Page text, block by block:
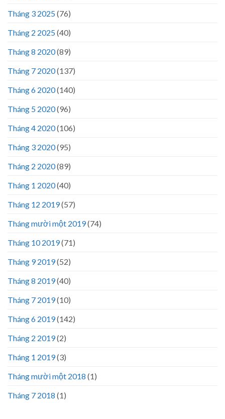
Tháng 3 2025(76)
Tháng 2 2025(40)
Tháng 8 2020(89)
Tháng 7 2020(137)
Tháng 6 2020(140)
Tháng 5 2020(96)
Tháng 4 2020(106)
Tháng 3 2020(95)
Tháng 2 2020(89)
Tháng 1 2020(40)
Tháng 12 2019(57)
Tháng mười một 2019(74)
Tháng 10 2019(71)
Tháng 9 2019(52)
Tháng 8 2019(40)
Tháng 7 2019(10)
Tháng 6 2019(142)
Tháng 2 2019(2)
Tháng 1 2019(3)
Tháng mười một 2018 (1)
Tháng 7 2018 (1)